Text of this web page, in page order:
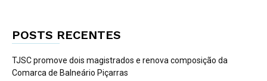
POSTS RECENTES
TJSC promove dois magistrados e renova composição da
Comarca de Balneário Piçarras